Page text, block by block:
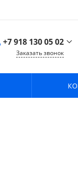
+7 918 130 05 02
Заказать звонок